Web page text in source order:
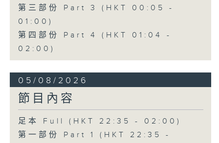
第三部份 Part 3 (HKT 00:05 -
01:00)
第四部份 Part 4 (HKT 01:04 -
02:00)
05/08/2026
節目內容
足本 Full (HKT 22:35 - 02:00)
第一部份 Part 1 (HKT 22:35 -